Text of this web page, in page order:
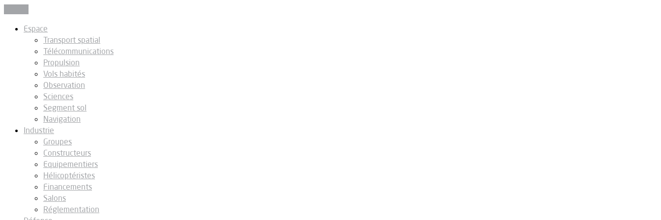
Espace
Transport spatial
Télécommunications
Propulsion
Vols habités
Observation
Sciences
Segment sol
Navigation
Industrie
Groupes
Constructeurs
Equipementiers
Hélicoptéristes
Financements
Salons
Réglementation